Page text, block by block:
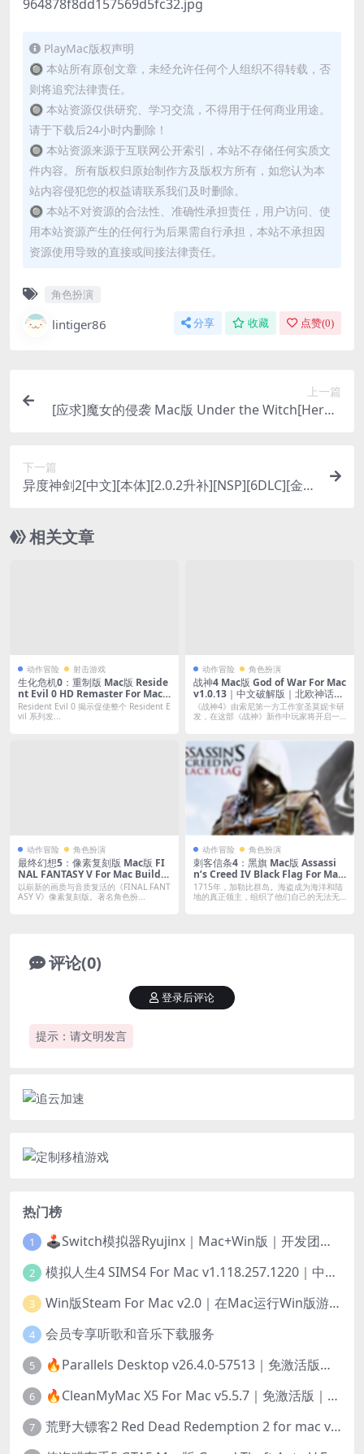
PlayMac版权声明
🔘 本站所有原创文章，未经允许任何个人组织不得转载，否
则将追究法律责任。
🔘 本站资源仅供研究、学习交流，不得用于任何商业用途。
请于下载后24小时内删除！
🔘 本站资源来源于互联网公开索引，本站不存储任何实质文
件内容。所有版权归原始制作方及版权方所有，如您认为本
站内容侵犯您的权益请联系我们及时删除。
🔘 本站不对资源的合法性、准确性承担责任，用户访问、使
用本站资源产生的任何行为后果需自行承担，本站不承担因
资源使用导致的直接或间接法律责任。
角色扮演
lintiger86 分享 收藏 点赞(0)
上一篇
[应求]魔女的侵袭 Mac版 Under the Witch[Hero’s
下一篇
异度神剑2[中文][本体][2.0.2升补][NSP][6DLC][金手
相关文章
动作冒险 射击游戏
生化危机0：重制版 Mac版 Reside
nt Evil 0 HD Remaster For Mac
｜中文移植版
Resident Evil 0 揭示促使整个 Resident E
vil 系列发...
动作冒险 角色扮演
战神4 Mac版 God of War For Mac
v1.0.13｜中文破解版｜北欧神话的
重启与创新
《战神4》由索尼第一方工作室圣莫妮卡研
发，在这部《战神》新作中玩家将开启一
动作冒险 角色扮演
最终幻想5：像素复刻版 Mac版 FI
NAL FANTASY V For Mac Build.1
7234790｜中文移植版｜含预购特
典
以崭新的画质与音质复活的《FINAL FANT
ASY V》像素复刻版。著名角色扮...
动作冒险 角色扮演
刺客信条4：黑旗 Mac版 Assassi
n’s Creed IV Black Flag For Mac
v1.08｜中文破解版
1715年，加勒比群岛。海盗成为海洋和陆
地的真正领主，组织了他们自己的无法无
评论(0)
提示：请文明发言
登录后评论
热门榜
1 🕹️Switch模拟器Ryujinx｜Mac+Win版｜开发团队已解散此乃最后的绝唱版本
2 模拟人生4 SIMS4 For Mac v1.118.257.1220｜中文原生版｜无限金币｜全100DLC
3 Win版Steam For Mac v2.0｜在Mac运行Win版游戏！｜升级GPTK4.0支持！
4 会员专享听歌和音乐下载服务
5 🔥Parallels Desktop v26.4.0-57513｜免激活版｜在Mac上安装Windows/Linux等系统[赠Windows激活]
6 🔥CleanMyMac X5 For Mac v5.5.7｜免激活版｜macOS系统优化/清理神器
7 荒野大镖客2 Red Dead Redemption 2 for mac v1436.28｜中文移植版｜最好玩的开放世界游戏